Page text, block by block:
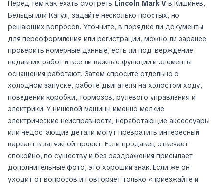
Перед тем как ехать смотреть Lincoln Mark V в Кишинев,
Бельцы или Кагул, задайте несколько простых, но
решающих вопросов. Уточните, в порядке ли документы
для переоформления или регистрации, можно ли заранее
проверить номерные данные, есть ли подтверждение
недавних работ и все ли важные функции и элементы
оснащения работают. Затем спросите отдельно о
холодном запуске, работе двигателя на холостом ходу,
поведении коробки, тормозов, рулевого управления и
электрики. У нишевой машины именно мелкие
электрические неисправности, неработающие аксессуары
или недостающие детали могут превратить интересный
вариант в затяжной проект. Если продавец отвечает
спокойно, по существу и без раздражения присылает
дополнительные фото, это хороший знак. Если же он
уходит от вопросов и повторяет только «приезжайте и